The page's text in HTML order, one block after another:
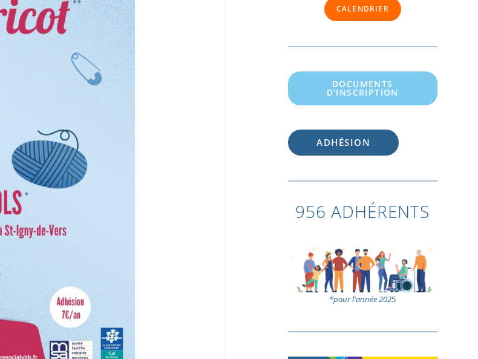
CALENDRIER
DOCUMENTS
D'INSCRIPTION
ADHÉSION
956 ADHÉRENTS
*pour l'année 2025